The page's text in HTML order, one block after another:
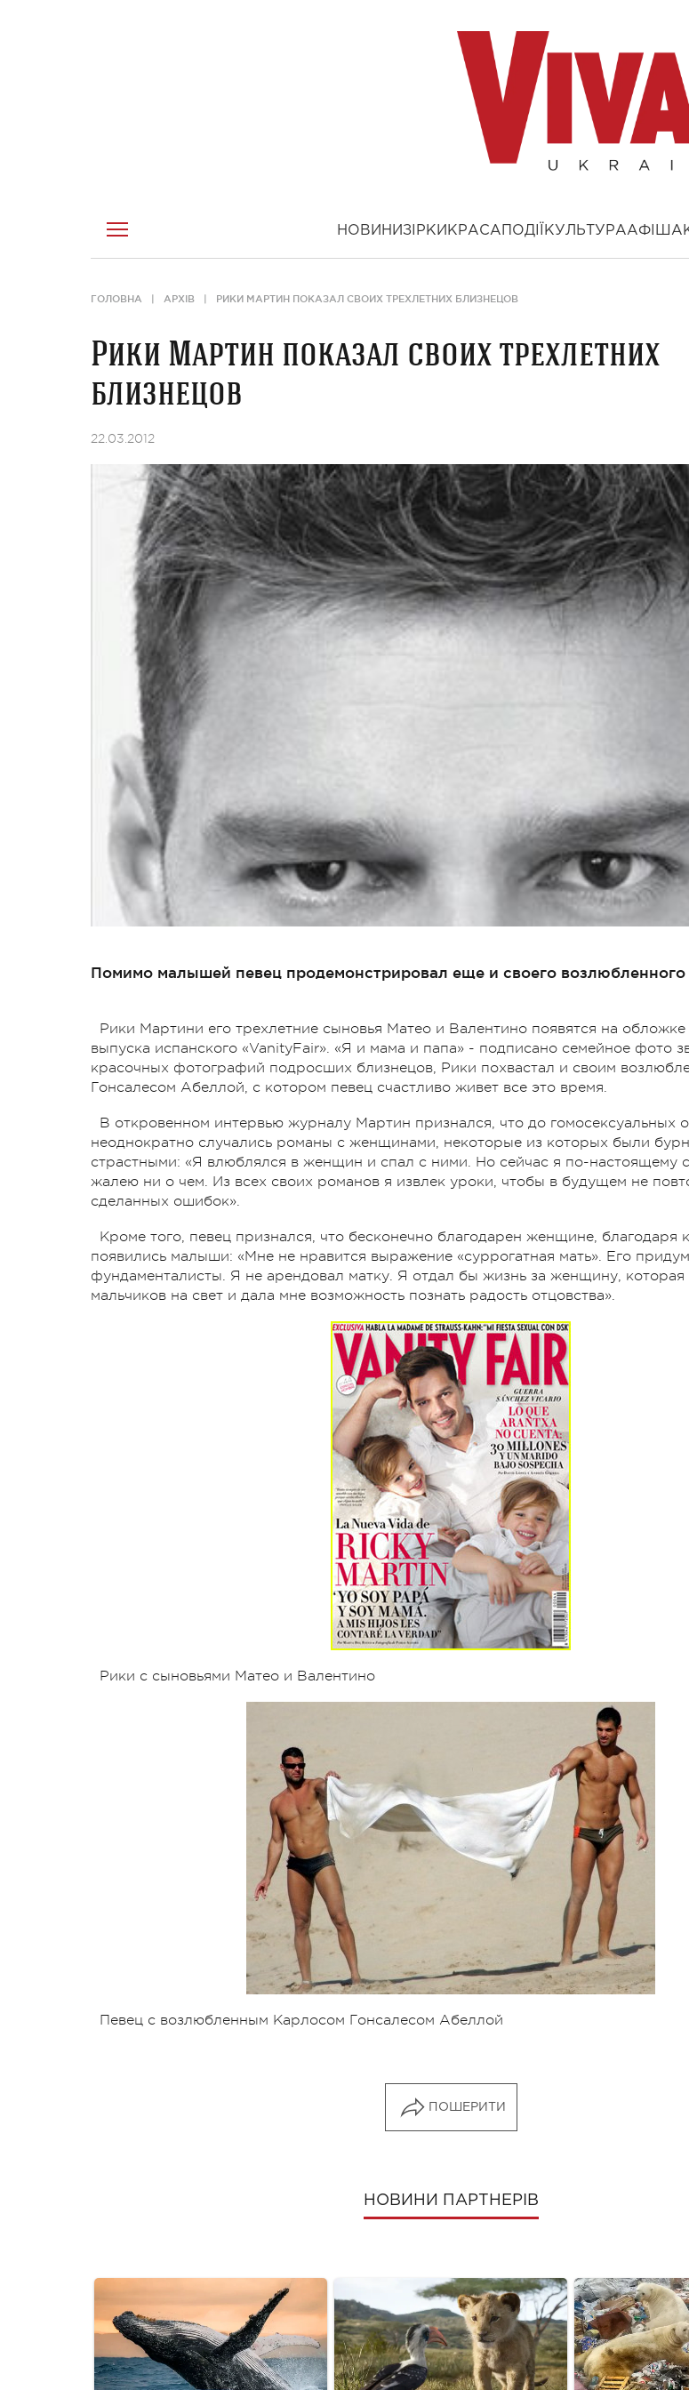
НОВИНИ ЗІРКИ КРАСА ПОДІЇ КУЛЬТУРААФІША
ГОЛОВНА АРХІВ РИКИ МАРТИН ПОКАЗАЛ СВОИХ ТРЕХЛЕТНИХ БЛИЗНЕЦОВ
Рики Мартин показал своих трехлетних
близнецов
22.03.2012
Помимо малышей певец продемонстрировал еще и своего возлюбленного
Рики Мартини его трехлетние сыновья Матео и Валентино появятся на обложке
выпуска испанского «VanityFair». «Я и мама и папа» - подписано семейное фото
красочных фотографий подросших близнецов, Рики похвастал и своим
Гонсалесом Абеллой, с котором певец счастливо живет все это время.
В откровенном интервью журналу Мартин признался, что до гомосексуальных
неоднократно случались романы с женщинами, некоторые из которых были
страстными: «Я влюблялся в женщин и спал с ними. Но сейчас я по-настоящему
жалею ни о чем. Из всех своих романов я извлек уроки, чтобы в будущем не
сделанных ошибок».
Кроме того, певец признался, что бесконечно благодарен женщине, благодаря
появились малыши: «Мне не нравится выражение «суррогатная мать». Его
фундаменталисты. Я не арендовал матку. Я отдал бы жизнь за женщину, которая
мальчиков на свет и дала мне возможность познать радость отцовства».
Рики с сыновьями Матео и Валентино
Певец с возлюбленным Карлосом Гонсалесом Абеллой
ПОШЕРИТИ
НОВИНИ ПАРТНЕРІВ